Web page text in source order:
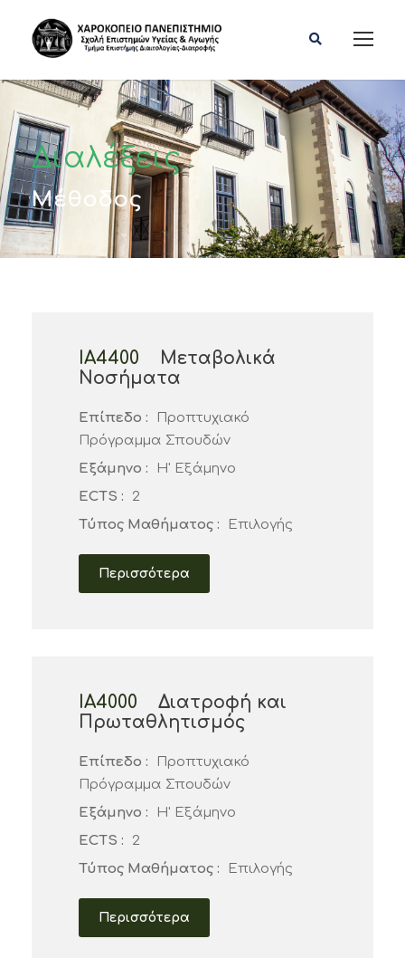
Διαλέξεις
Μέθοδος
ΙΑ4400
Μεταβολικά
Νοσήματα
Επίπεδο :
Προπτυχιακό
Πρόγραμμα Σπουδών
Εξάμηνο :
Η' Εξάμηνο
ECTS :
2
Τύπος Μαθήματος :
Επιλογής
Περισσότερα
ΙΑ4000
Διατροφή και
Πρωταθλητισμός
Επίπεδο :
Προπτυχιακό
Πρόγραμμα Σπουδών
Εξάμηνο :
Η' Εξάμηνο
ECTS :
2
Τύπος Μαθήματος :
Επιλογής
Περισσότερα